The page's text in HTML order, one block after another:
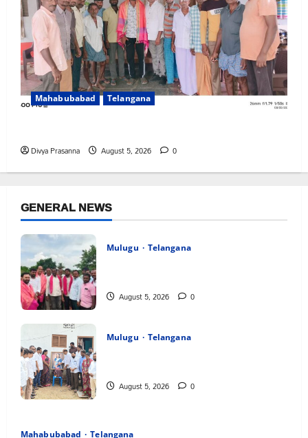
Mahabubabad Telangana
Divya Prasanna August 5, 2026 0
GENERAL NEWS
Mulugu Telangana
August 5, 2026 0
Mulugu Telangana
August 5, 2026 0
Mahabubabad Telangana